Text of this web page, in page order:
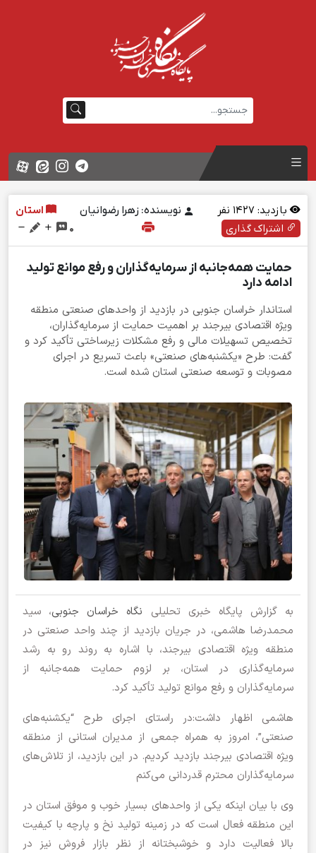
بازدید: نفر نویسنده: زهرا رضوانیان
استان
اشتراک گذاری
0
حمایت همه‌جانبه از سرمایه‌گذاران و رفع موانع تولید
ادامه دارد
استاندار خراسان جنوبی در بازدید از واحدهای صنعتی منطقه
ویژه اقتصادی بیرجند بر اهمیت حمایت از سرمایه‌گذاران،
تخصیص تسهیلات مالی و رفع مشکلات زیرساختی تأکید کرد و
گفت: طرح «یکشنبه‌های صنعتی» باعث تسریع در اجرای
مصوبات و توسعه صنعتی استان شده است.
به گزارش پایگاه خبری تحلیلی نگاه خراسان جنوبی، سید
محمدرضا هاشمی، در جریان بازدید از چند واحد صنعتی در
منطقه ویژه اقتصادی بیرجند، با اشاره به روند رو به رشد
سرمایه‌گذاری در استان، بر لزوم حمایت همه‌جانبه از
سرمایه‌گذاران و رفع موانع تولید تأکید کرد.
هاشمی اظهار داشت:در راستای اجرای طرح “یکشنبه‌های
صنعتی”، امروز به همراه جمعی از مدیران استانی از منطقه
ویژه اقتصادی بیرجند بازدید کردیم. در این بازدید، از تلاش‌های
سرمایه‌گذاران محترم قدردانی می‌کنم
وی با بیان اینکه یکی از واحدهای بسیار خوب و موفق استان در
این منطقه فعال است که در زمینه تولید نخ و پارچه با کیفیت
بالا فعالیت دارد و خوشبختانه از نظر بازار فروش نیز در